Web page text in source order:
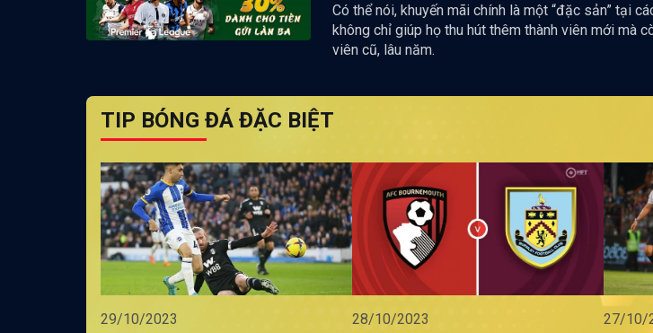
Có thể nói, khuyến mãi chính là một “đặc sản” tại
không chỉ giúp họ thu hút thêm thành viên mới mà
viên cũ, lâu năm.
TIP BÓNG ĐÁ ĐẶC BIỆT
29/10/2023 28/10/2023 27/10/